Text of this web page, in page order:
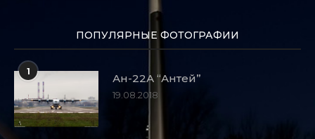
ПОПУЛЯРНЫЕ ФОТОГРАФИИ
1
Ан-22А “Антей”
19.08.2018